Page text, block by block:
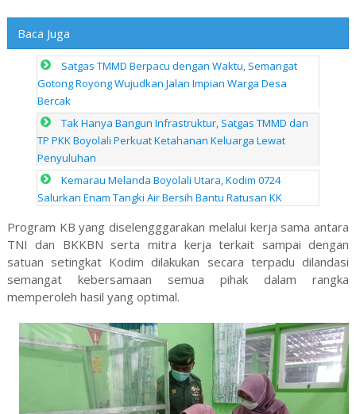
Baca Juga
Satgas TMMD Berpacu dengan Waktu, Semangat
Gotong Royong Wujudkan Jalan Impian Warga Desa
Bercak
Tak Hanya Bangun Infrastruktur, Satgas TMMD dan
TP PKK Boyolali Perkuat Ketahanan Keluarga Lewat
Penyuluhan
Kemarau Melanda Boyolali Utara, Kodim 0724
Salurkan Enam Tangki Air Bersih Bantu Ratusan KK
Program KB yang diselengggarakan melalui kerja sama antara
TNI dan BKKBN serta mitra kerja terkait sampai dengan
satuan setingkat Kodim dilakukan secara terpadu dilandasi
semangat kebersamaan semua pihak dalam rangka
memperoleh hasil yang optimal.